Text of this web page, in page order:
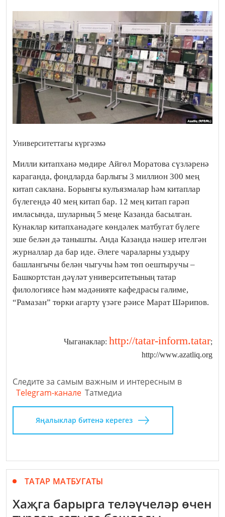
Университеттагы күргәзмә
Милли китапханә мөдире Айгөл Моратова сүзләренә
караганда, фондларда барлыгы 3 миллион 300 мең
китап саклана. Борынгы кулъязмалар һәм китаплар
бүлегендә 40 мең китап бар. 12 мең китап гарәп
имласында, шуларның 5 меңе Казанда басылган.
Кунаклар китапханәдәге көндәлек матбугат бүлеге
эше белән дә танышты. Анда Казанда нәшер ителгән
журналлар да бар иде. Әлеге чараларны уздыру
башлангычы белән чыгучы һәм төп оештыручы –
Башкортстан дәүләт университетының татар
филологиясе һәм мәдәнияте кафедрасы галиме,
“Рамазан” төрки агарту үзәге рәисе Марат Шәрипов.
Чыганаклар: http://tatar-inform.tatar;
http://www.azatliq.org
Следите за самым важным и интересным в
Telegram-канале Татмедиа
Яңалыклар битенә керегез
ТАТАР МАТБУГАТЫ
Хаҗга барырга теләүчеләр өчен